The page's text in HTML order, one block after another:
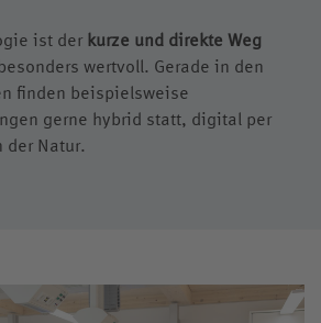
ist der kurze und direkte Weg
wertvoll. Gerade in den
finden beispielsweise
gerne hybrid statt, digital per
der Natur.